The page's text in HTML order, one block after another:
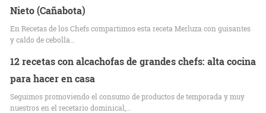
Nieto (Cañabota)
En Recetas de los Chefs compartimos esta receta Merluza con guisantes
y caldo de cebolla…
12 recetas con alcachofas de grandes chefs: alta cocina
para hacer en casa
Seguimos promoviendo el consumo de productos de temporada y muy
nuestros en el recetario dominical,…